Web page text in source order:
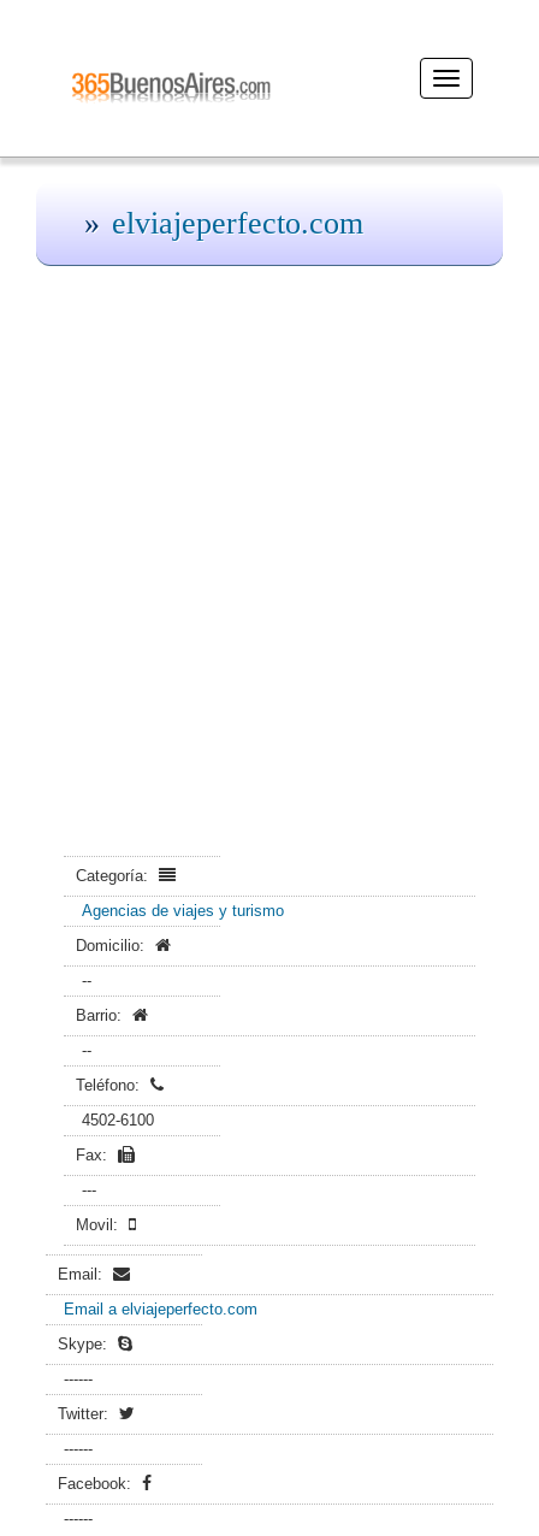
Desplegar
navegación
elviajeperfecto.com
Categoría:
Agencias de viajes y turismo
Domicilio:
--
Barrio:
--
Teléfono:
4502-6100
Fax:
---
Movil:
Email:
Email a elviajeperfecto.com
Skype:
------
Twitter:
------
Facebook:
------